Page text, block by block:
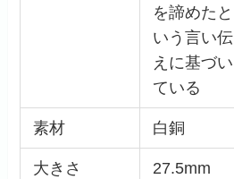
を諦めたと
いう言い伝
えに基づい
ている
素材 白銅
大きさ 27.5mm